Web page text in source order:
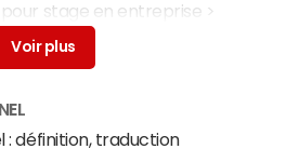
stage en entreprise >
> Guide
: définition, traduction